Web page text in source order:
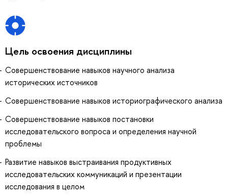
Цель освоения дисциплины
Совершенствование навыков научного анализа
исторических источников
Совершенствование навыков историографического анализа
Совершенствование навыков постановки
исследовательского вопроса и определения научной
проблемы
Развитие навыков выстраивания продуктивных
исследовательских коммуникаций и презентации
исследования в целом